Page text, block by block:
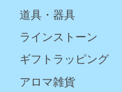
道具・器具
ラインストーン
ギフトラッピング
アロマ雑貨